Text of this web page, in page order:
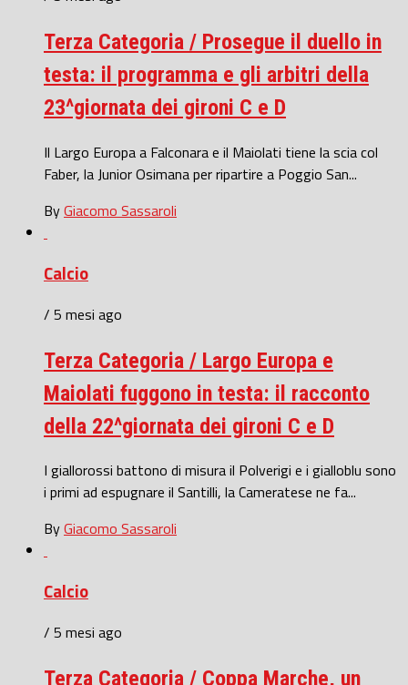
Terza Categoria / Prosegue il duello in
testa: il programma e gli arbitri della
23^giornata dei gironi C e D
Il Largo Europa a Falconara e il Maiolati tiene la scia col
Faber, la Junior Osimana per ripartire a Poggio San...
ByGiacomo Sassaroli
Calcio
/ 5 mesi ago
Terza Categoria / Largo Europa e
Maiolati fuggono in testa: il racconto
della 22^giornata dei gironi C e D
I giallorossi battono di misura il Polverigi e i gialloblu sono
i primi ad espugnare il Santilli, la Cameratese ne fa...
ByGiacomo Sassaroli
Calcio
/ 5 mesi ago
Terza Categoria / Coppa Marche, un